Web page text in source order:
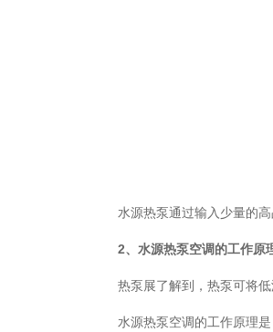
水源热泵通过输入少量的高
2、水源热泵空调的工作原
热泵展了解到，热泵可将低
水源热泵空调的工作原理是